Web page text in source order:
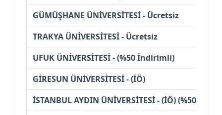
GÜMÜŞHANE ÜNİVERSİTESİ - Ücretsiz
TRAKYA ÜNİVERSİTESİ - Ücretsiz
UFUK ÜNİVERSİTESİ - (%50 İndirimli)
GİRESUN ÜNİVERSİTESİ - (İÖ)
İSTANBUL AYDIN ÜNİVERSİTESİ - (İÖ) (%50